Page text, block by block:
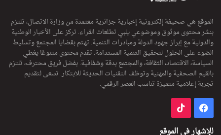
الموقع هي صحيفة إلكترونية إخبارية جزائرية معتمدة من وزارة الاتصال، تلتزم
بنشر محتوى موثوق وموضوعي يلبي تطلعات القراء. تركز على الأخبار الوطنية
والدولية مع إبراز جهود الدولة ومبادرات التنمية. تهتم بقضايا المجتمع وتسليط
الضوء على الحلول لتحقيق التنمية المستدامة. تقدم محتوى متنوعًا يغطي
السياسة، الاقتصاد، الثقافة، والمجتمع بدقة وشفافية. بفضل فريق محترف، تلتزم
بالقيم الصحفية والمهنية وتوظف التقنيات الحديثة للابتكار. تسعى لتقديم
تجربة إعلامية متميزة تناسب العصر الرقمي.
فيسبوك
للإشهار في الموقع